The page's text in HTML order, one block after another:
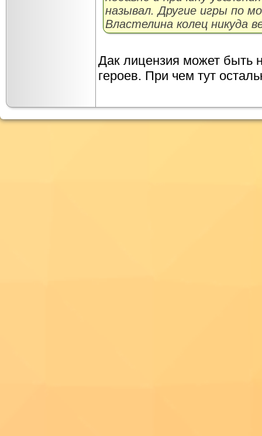
называл. Другие игры по
Властелина колец никуда
Дак лицензия может быть
героев. При чем тут